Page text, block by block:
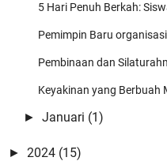
Semoga masih banyak
akan mengawal dan menga
Zaelani Yusuf
Super kang
5 Hari Penuh Berkah:
Pemimpin Baru
Pembinaan dan
Keyakinan yang Berbuah
►Januari (1)
► 2024 (15)